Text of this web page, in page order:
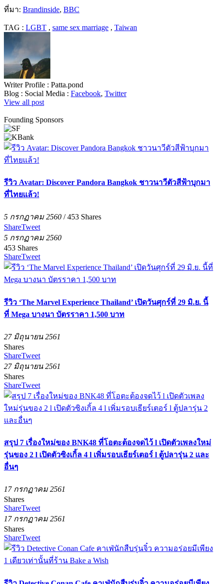
ที่มา: Brandinside, BBC
TAG : LGBT , same sex marriage , Taiwan
Writer Profile : Patta.pond
Blog : Social Media : Facebook, Twitter
View all post
Founding Sponsors
รีวิว Avatar: Discover Pandora Bangkok ชาวนาวีตัวสีฟ้าบุกมา
ที่ไทยแล้ว!
5 กรกฏาคม 2560 /453 Shares
ShareTweet
5 กรกฏาคม 2560
453 Shares
ShareTweet
รีวิว ‘The Marvel Experience Thailand’ เปิดวันศุกร์ที่ 29 มิ.ย. นี้
ที่ Mega บางนา บัตรราคา 1,500 บาท
27 มิถุนายน 2561
Shares
ShareTweet
27 มิถุนายน 2561
Shares
ShareTweet
สรุป 7 เรื่องใหม่ของ BNK48 ที่โอตะต้องจดไว้ l เปิดตัวเพลงใหม่
รุ่นของ 2 l เปิดตัวซิงเกิ้ล 4 l เพิ่มรอบเธียร์เตอร์ l ตู้ปลารุ่น 2 และ
อื่นๆ
17 กรกฏาคม 2561
Shares
ShareTweet
17 กรกฏาคม 2561
Shares
ShareTweet